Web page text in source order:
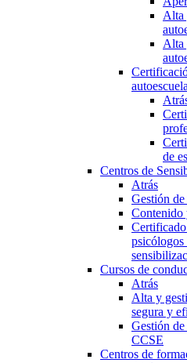
Alta
Alta
autoescuela
de
Centros de
Atrás
Gestión
Contenido
psicólogos
Cursos de
Atrás
Alta y
segura y
Gestión
CCSE
Centros de